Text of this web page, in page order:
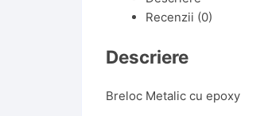
Recenzii (0)
Descriere
Breloc Metalic cu epoxy